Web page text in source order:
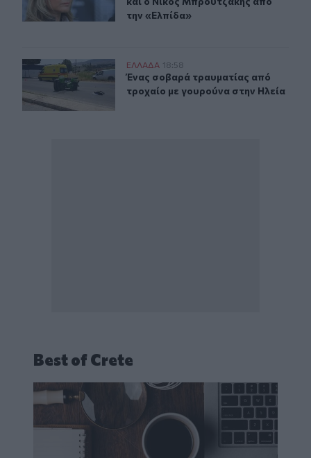
την «Ελπίδα»
Ένας σοβαρά τραυματίας από τροχαίο με γουρούνα
ΕΛΛAΔΑ 18:58
Ένας σοβαρά τραυματίας από
Ένας σοβαρά τραυματίας από
τροχαίο με γουρούνα στην Ηλεία
Best of Crete